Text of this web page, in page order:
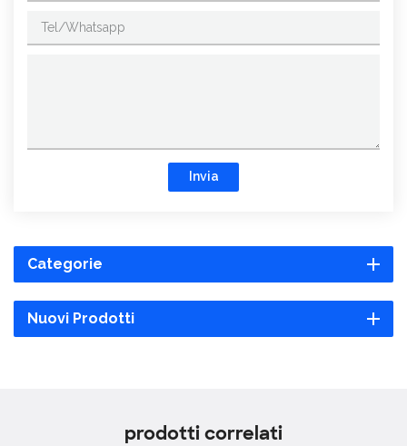
Invia
Categorie
Nuovi Prodotti
prodotti correlati